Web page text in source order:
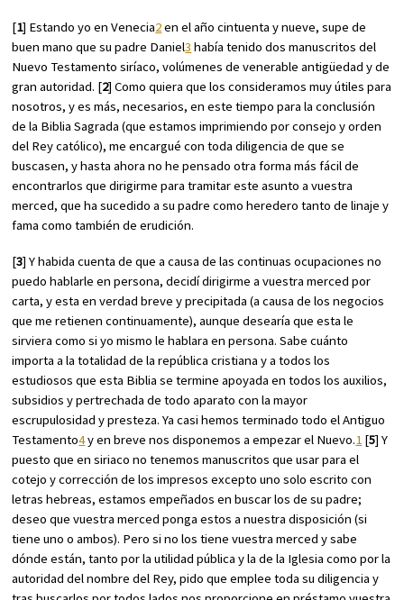
[1] Estando yo en Venecia2en el año cintuenta y nueve, supe de
buen mano que su padre Daniel3 había tenido dos manuscritos del
Nuevo Testamento siríaco, volúmenes de venerable antigüedad y de
gran autoridad. [2] Como quiera que los consideramos muy útiles para
nosotros, y es más, necesarios, en este tiempo para la conclusión
de la Biblia Sagrada (que estamos imprimiendo por consejo y orden
del Rey católico), me encargué con toda diligencia de que se
buscasen, y hasta ahora no he pensado otra forma más fácil de
encontrarlos que dirigirme para tramitar este asunto a vuestra
merced, que ha sucedido a su padre como heredero tanto de linaje y
fama como también de erudición.
[3] Y habida cuenta de que a causa de las continuas ocupaciones no
puedo hablarle en persona, decidí dirigirme a vuestra merced por
carta, y esta en verdad breve y precipitada (a causa de los negocios
que me retienen continuamente), aunque desearía que esta le
sirviera como si yo mismo le hablara en persona. Sabe cuánto
importa a la totalidad de la república cristiana y a todos los
estudiosos que esta Biblia se termine apoyada en todos los auxilios,
subsidios y pertrechada de todo aparato con la mayor
escrupulosidad y presteza. Ya casi hemos terminado todo el Antiguo
Testamento4y en breve nos disponemos a empezar el Nuevo.1 [5] Y
puesto que en siriaco no tenemos manuscritos que usar para el
cotejo y corrección de los impresos excepto uno solo escrito con
letras hebreas, estamos empeñados en buscar los de su padre;
deseo que vuestra merced ponga estos a nuestra disposición (si
tiene uno o ambos). Pero si no los tiene vuestra merced y sabe
dónde están, tanto por la utilidad pública y la de la Iglesia como por la
autoridad del nombre del Rey, pido que emplee toda su diligencia y